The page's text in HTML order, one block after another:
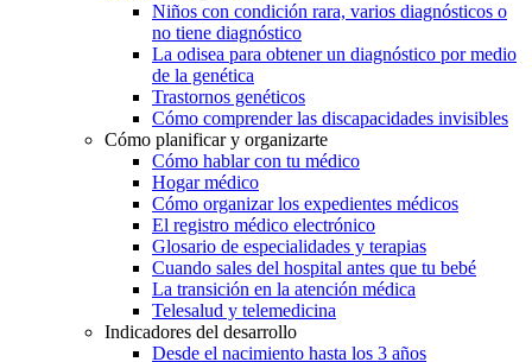
Niños con condición rara, varios diagnósticos o
no tiene diagnóstico
La odisea para obtener un diagnóstico por medio
de la genética
Trastornos genéticos
Cómo comprender las discapacidades invisibles
Cómo planificar y organizarte
Cómo hablar con tu médico
Hogar médico
Cómo organizar los expedientes médicos
El registro médico electrónico
Glosario de especialidades y terapias
Cuando sales del hospital antes que tu bebé
La transición en la atención médica
Telesalud y telemedicina
Indicadores del desarrollo
Desde el nacimiento hasta los 3 años